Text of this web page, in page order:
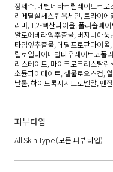
정제수, 메틸메타크릴레이트크
리메틸실세스퀴옥세인, 트라이
리머, 1,2-헥산다이올, 폴리솔베
알로에베라잎추출물, 버지니아
타임잎추출물, 메틸프로판다이
릴로일다이메틸타우레이트코폴
리스테이트, 마이크로크리스탈
소듐파이테이트, 셀룰로오스검,
날룰, 하이드록시시트로넬알, 벤
피부타입
All Skin Type(모든 피부 타입)